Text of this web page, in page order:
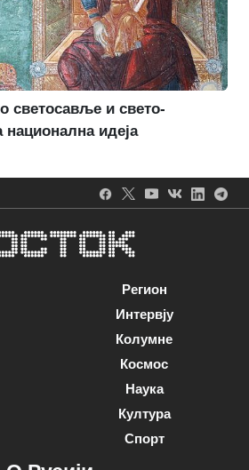
светосавље и свето-
национална идеја
Регион
Интервју
Колумне
Космос
Наука
Култура
Спорт